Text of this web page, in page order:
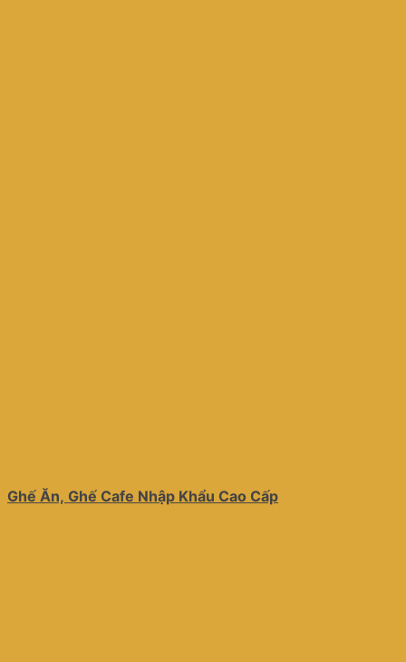
Ghế Ăn, Ghế Cafe Nhập Khẩu Cao Cấp